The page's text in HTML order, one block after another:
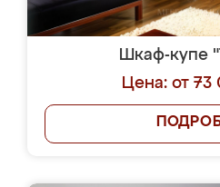
Шкаф-купе
Цена: от 73